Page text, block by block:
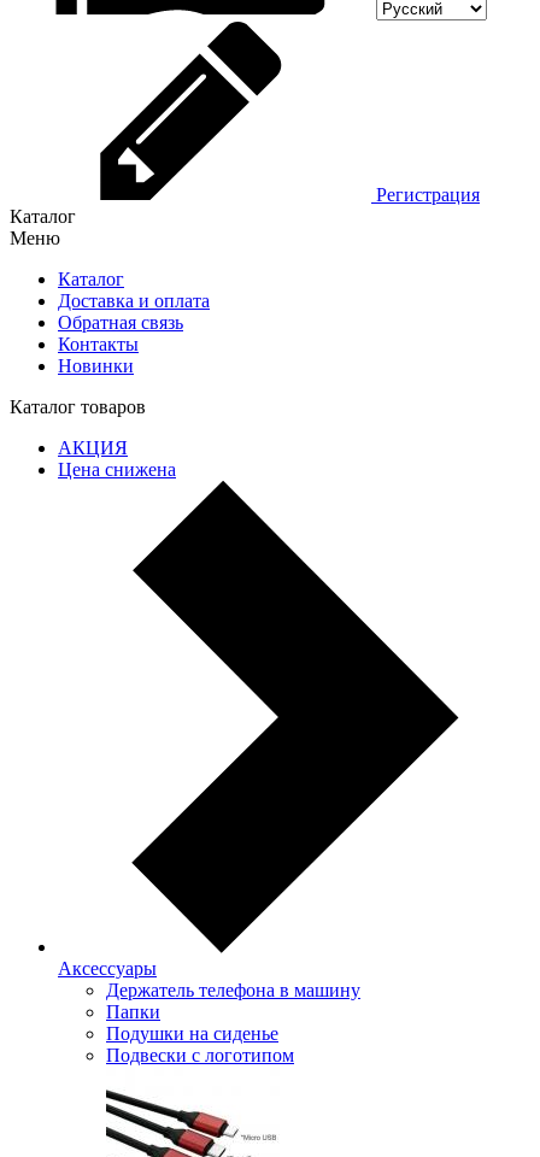
Регистрация
Каталог
Меню
Каталог
Доставка и оплата
Обратная связь
Контакты
Новинки
Каталог товаров
АКЦИЯ
Цена снижена
Аксессуары
Держатель телефона в машину
Папки
Подушки на сиденье
Подвески с логотипом